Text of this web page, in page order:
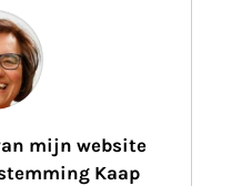
mijn website
Kaap